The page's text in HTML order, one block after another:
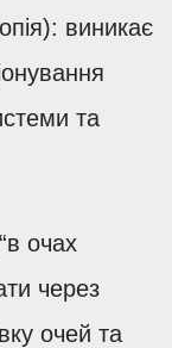
виникає
та
очах
через
очей та